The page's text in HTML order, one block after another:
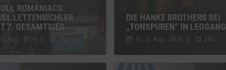
ROMANIACS:
LETTENBICHLER
7. GESAMTSIEG
Aug.. 2026 // 252
DIE HANKE BROTHERS BEI
„TONSPUREN“ IN LEOGANG
Di., 4. Aug.. 2026 // 280